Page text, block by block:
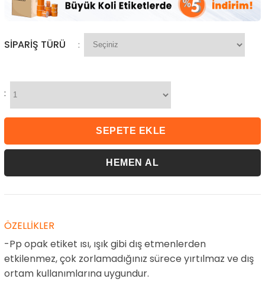
SIPARIŞ TÜRÜ :
:
ÖZELLİKLER
-Pp opak etiket ısı, ışık gibi dış etmenlerden
etkilenmez, çok zorlamadığınız sürece yırtılmaz ve dış
ortam kullanımlarına uygundur.